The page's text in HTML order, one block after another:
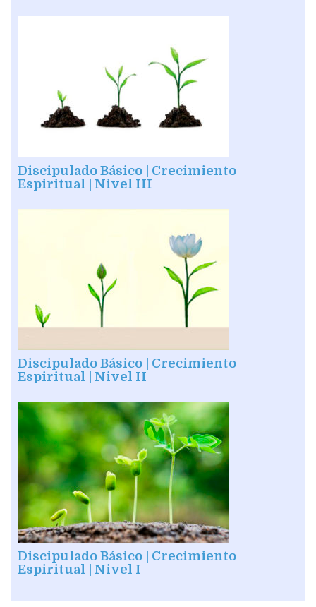
Discipulado Básico | Crecimiento
Espiritual | Nivel III
Discipulado Básico | Crecimiento
Espiritual | Nivel II
Discipulado Básico | Crecimiento
Espiritual | Nivel I